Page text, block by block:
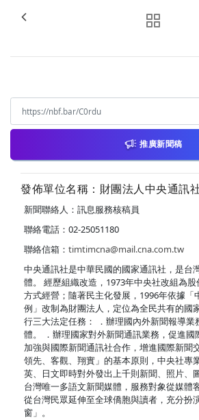
推廣新聞稿
發佈單位名稱：財團法人中央通訊
新聞聯絡人：訊息服務核稿員
聯絡電話：02-25051180
聯絡信箱： timtimcna@mail.cna.com.tw
中央通訊社是中華民國的國家通訊社，是台
體。 經歷組織改造，1973年中央社改組為
方式經營；隨著民主化發展，1996年依據「
例」改制為財團法人，定位為全民共有的國
行三大法定任務： ．辦理國內外新聞報導業
體。 ．辦理國家對外新聞通訊業務，促進國
加強與國際新聞通訊社合作，增進國際新聞
領先、客觀、翔實」的基本原則，中央社專
英、日文即時對外發出上千則新聞、照片、
台灣唯一多語文新聞媒體，服務對象從媒體
從台灣民眾延伸至全球僑胞與讀者，充分扮
窗」。